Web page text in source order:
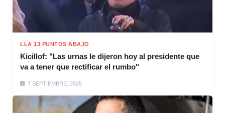
LLA 13 PUNTOS ABAJO
Kicillof: "Las urnas le dijeron hoy al presidente que
va a tener que rectificar el rumbo"
7 SEPTIEMBRE, 2025